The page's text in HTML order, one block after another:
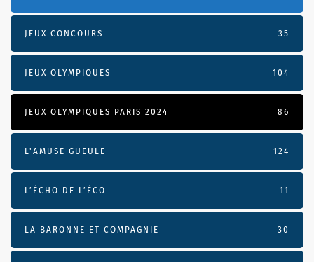
JEUX CONCOURS 35
JEUX OLYMPIQUES 104
JEUX OLYMPIQUES PARIS 2024 86
L'AMUSE GUEULE 124
L’ÉCHO DE L’ÉCO 11
LA BARONNE ET COMPAGNIE 30